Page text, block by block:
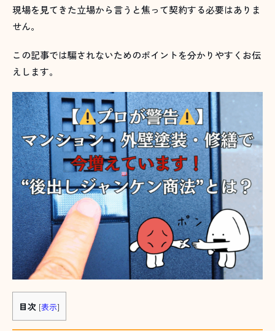
現場を見てきた立場から言うと焦って契約する必要はありま
せん。
この記事では騙されないためのポイントを分かりやすくお伝
えします。
目次 [表示]